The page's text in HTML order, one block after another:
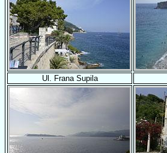
Ul. Frana Supila